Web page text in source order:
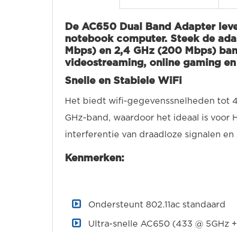
De AC650 Dual Band Adapter
notebook computer. Steek de
Mbps) en 2,4 GHz (200 Mbps)
videostreaming, online gaming
Snelle en Stabiele WiFi
Het biedt wifi-gegevenssnelheden tot
GHz-band, waardoor het ideaal is
interferentie van draadloze signalen
Kenmerken:
Ondersteunt 802.11ac standaard
Ultra-snelle AC650 (433 @ 5GHz +